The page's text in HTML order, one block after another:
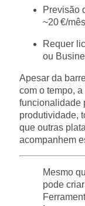
Previsão
~20 €/mês
Requer
ou
Apesar da
com o tempo,
funcionalidade
produtividade,
que outras
acompanhem
Mesmo
pode